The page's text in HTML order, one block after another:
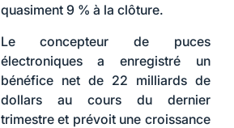
quasiment 9 % à la clôture.
Le concepteur de puces
électroniques a enregistré un
bénéfice net de 22 milliards de
dollars au cours du dernier
trimestre et prévoit une croissance